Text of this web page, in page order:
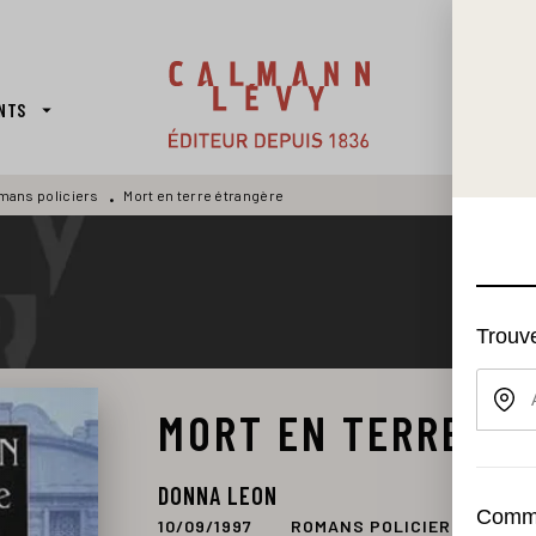
arrow_drop_down
policiers • Mort en terre étrangère
MORT EN TERRE
DONNA LEON
10/09/1997 ROMANS POLICIERS